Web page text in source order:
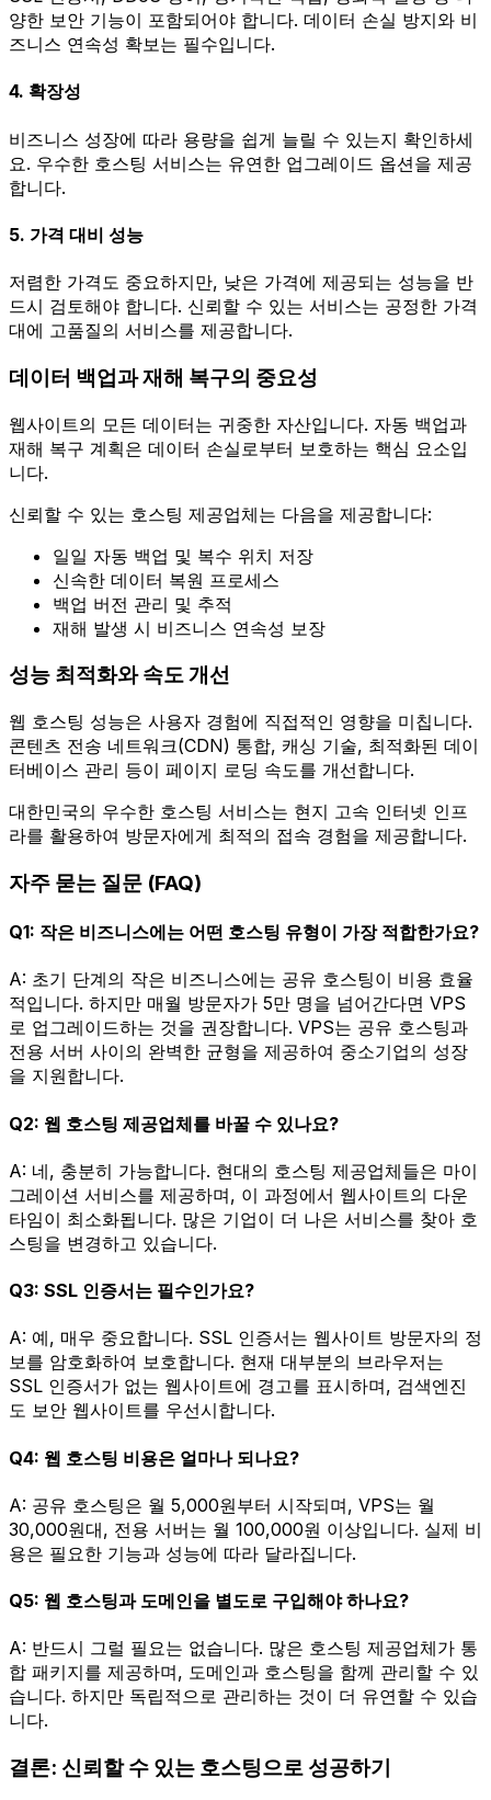
양한 보안 기능이 포함되어야 합니다. 데이터 손실 방지와 비
즈니스 연속성 확보는 필수입니다.
4. 확장성
비즈니스 성장에 따라 용량을 쉽게 늘릴 수 있는지 확인하세
요. 우수한 호스팅 서비스는 유연한 업그레이드 옵션을 제공
합니다.
5. 가격 대비 성능
저렴한 가격도 중요하지만, 낮은 가격에 제공되는 성능을 반
드시 검토해야 합니다. 신뢰할 수 있는 서비스는 공정한 가격
대에 고품질의 서비스를 제공합니다.
데이터 백업과 재해 복구의 중요성
웹사이트의 모든 데이터는 귀중한 자산입니다. 자동 백업과
재해 복구 계획은 데이터 손실로부터 보호하는 핵심 요소입
니다.
신뢰할 수 있는 호스팅 제공업체는 다음을 제공합니다:
일일 자동 백업 및 복수 위치 저장
신속한 데이터 복원 프로세스
백업 버전 관리 및 추적
재해 발생 시 비즈니스 연속성 보장
성능 최적화와 속도 개선
웹 호스팅 성능은 사용자 경험에 직접적인 영향을 미칩니다.
콘텐츠 전송 네트워크(CDN) 통합, 캐싱 기술, 최적화된 데이
터베이스 관리 등이 페이지 로딩 속도를 개선합니다.
대한민국의 우수한 호스팅 서비스는 현지 고속 인터넷 인프
라를 활용하여 방문자에게 최적의 접속 경험을 제공합니다.
자주 묻는 질문 (FAQ)
Q1: 작은 비즈니스에는 어떤 호스팅 유형이 가장 적합한가요?
A: 초기 단계의 작은 비즈니스에는 공유 호스팅이 비용 효율
적입니다. 하지만 매월 방문자가 5만 명을 넘어간다면 VPS
로 업그레이드하는 것을 권장합니다. VPS는 공유 호스팅과
전용 서버 사이의 완벽한 균형을 제공하여 중소기업의 성장
을 지원합니다.
Q2: 웹 호스팅 제공업체를 바꿀 수 있나요?
A: 네, 충분히 가능합니다. 현대의 호스팅 제공업체들은 마이
그레이션 서비스를 제공하며, 이 과정에서 웹사이트의 다운
타임이 최소화됩니다. 많은 기업이 더 나은 서비스를 찾아 호
스팅을 변경하고 있습니다.
Q3: SSL 인증서는 필수인가요?
A: 예, 매우 중요합니다. SSL 인증서는 웹사이트 방문자의 정
보를 암호화하여 보호합니다. 현재 대부분의 브라우저는
SSL 인증서가 없는 웹사이트에 경고를 표시하며, 검색엔진
도 보안 웹사이트를 우선시합니다.
Q4: 웹 호스팅 비용은 얼마나 되나요?
A: 공유 호스팅은 월 5,000원부터 시작되며, VPS는 월
30,000원대, 전용 서버는 월 100,000원 이상입니다. 실제 비
용은 필요한 기능과 성능에 따라 달라집니다.
Q5: 웹 호스팅과 도메인을 별도로 구입해야 하나요?
A: 반드시 그럴 필요는 없습니다. 많은 호스팅 제공업체가 통
합 패키지를 제공하며, 도메인과 호스팅을 함께 관리할 수 있
습니다. 하지만 독립적으로 관리하는 것이 더 유연할 수 있습
니다.
결론: 신뢰할 수 있는 호스팅으로 성공하기